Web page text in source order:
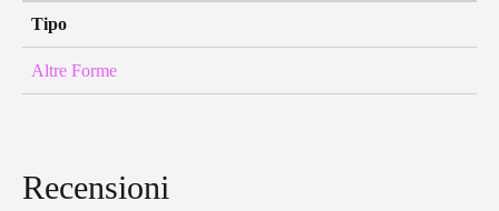
Tipo
Altre Forme
Recensioni